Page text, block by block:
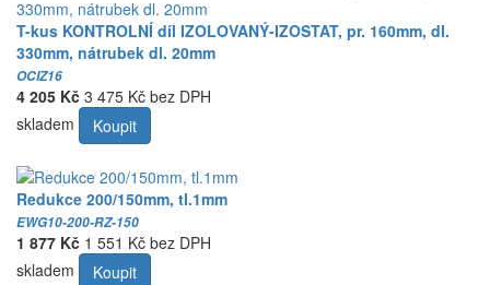
T-kus KONTROLNÍ díl IZOLOVANÝ-IZOSTAT, pr. 160mm, dl.
330mm, nátrubek dl. 20mm
OCIZ16
4 205 Kč 3 475 Kč bez DPH
skladem
Koupit
Redukce 200/150mm, tl.1mm
EWG10-200-RZ-150
1 877 Kč 1 551 Kč bez DPH
skladem
Koupit